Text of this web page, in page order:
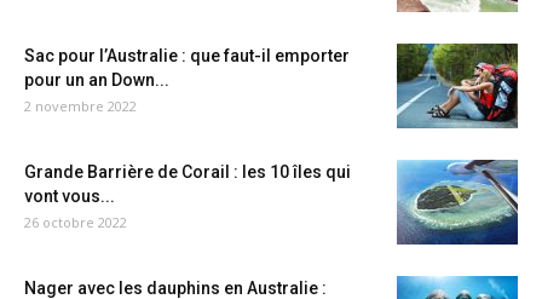
Sac pour l’Australie : que faut-il emporter
pour un an Down...
2 novembre 2022
Grande Barrière de Corail : les 10 îles qui
vont vous...
26 octobre 2022
Nager avec les dauphins en Australie :